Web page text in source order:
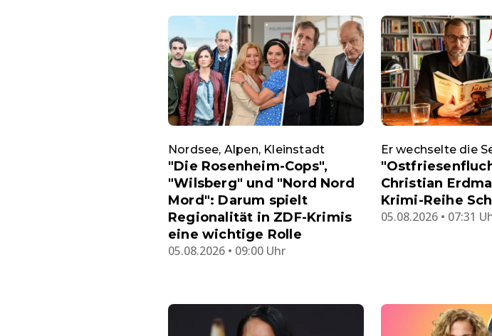
Nordsee, Alpen, Kleinstadt
"Die Rosenheim-Cops",
"Wilsberg" und "Nord Nord
Mord": Darum spielt
Regionalität in ZDF-Krimis
eine wichtige Rolle
05.08.2026 • 09:00 Uhr
Er wechselte die
Christian
Krimi-Reihe
05.08.2026 • 07:31